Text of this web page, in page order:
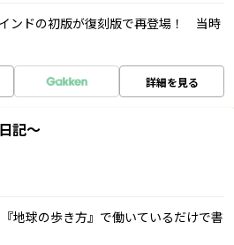
ンドの初版が復刻版で再登場！ 当時
詳細を見る
記～
地球の歩き方』で働いているだけで書